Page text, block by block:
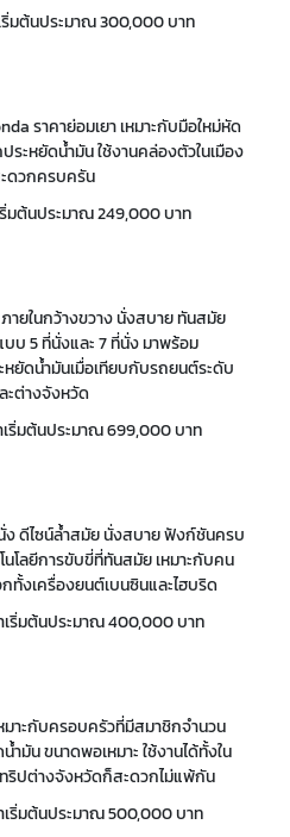
มต้นประมาณ 300,000 บาท
ราคาย่อมเยา เหมาะกับมือใหม่หัด
ะหยัดน้ำมัน ใช้งานคล่องตัวในเมือง
ดวกครบครัน
มต้นประมาณ 249,000 บาท
ภายในกว้างขวาง นั่งสบาย ทันสมัย
บ 5 ที่นั่งและ 7 ที่นั่งมาพร้อม
ดน้ำมันเมื่อเทียบกับรถยนต์ระดับ
ะต่างจังหวัด
ริ่มต้นประมาณ699,000 บาท
งดีไซน์ล้ำสมัย นั่งสบาย ฟังก์ชันครบ
โลยีการขับขี่ที่ทันสมัย เหมาะกับคน
ทั้งเครื่องยนต์เบนซินและไฮบริด
เริ่มต้นประมาณ 400,000 บาท
มาะกับครอบครัวที่มีสมาชิกจำนวน
น้ำมัน ขนาดพอเหมาะใช้งานได้ทั้งใน
ริปต่างจังหวัดก็สะดวกไม่แพ้กัน
ริ่มต้นประมาณ500,000 บาท